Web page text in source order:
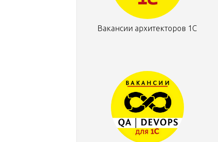
Вакансии архитекторов 1С